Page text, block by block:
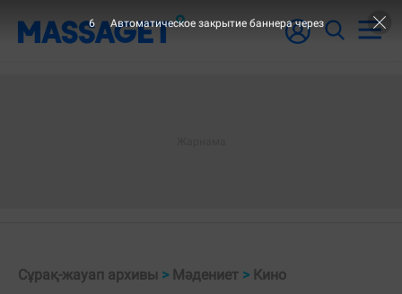
Сұрақ-жауап архивы > Мәдениет > Кино
6 Автоматическое закрытие баннера через